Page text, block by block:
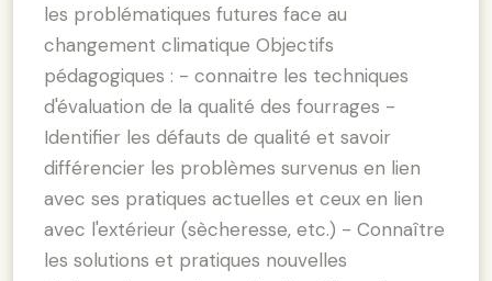
les problématiques futures face au
changement climatique Objectifs
pédagogiques : - connaitre les techniques
d'évaluation de la qualité des fourrages -
Identifier les défauts de qualité et savoir
différencier les problèmes survenus en lien
avec ses pratiques actuelles et ceux en lien
avec l'extérieur (sècheresse, etc.) - Connaître
les solutions et pratiques nouvelles